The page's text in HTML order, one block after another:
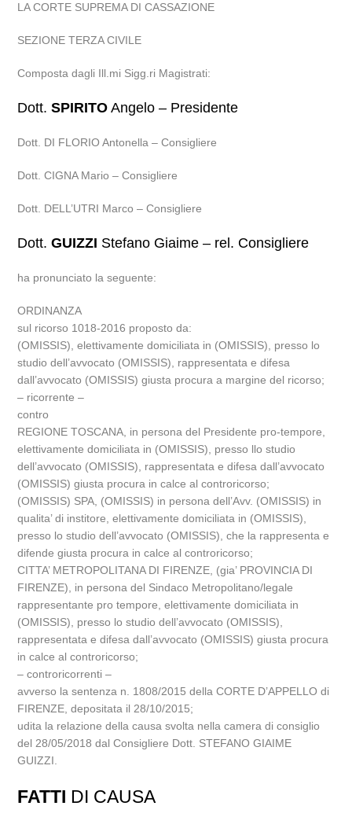
LA CORTE SUPREMA DI CASSAZIONE
SEZIONE TERZA CIVILE
Composta dagli Ill.mi Sigg.ri Magistrati:
Dott.SPIRITO Angelo – Presidente
Dott. DI FLORIO Antonella – Consigliere
Dott. CIGNA Mario – Consigliere
Dott. DELL’UTRI Marco – Consigliere
Dott.GUIZZI Stefano Giaime – rel. Consigliere
ha pronunciato la seguente:
ORDINANZA
sul ricorso 1018-2016 proposto da:
(OMISSIS), elettivamente domiciliata in (OMISSIS), presso lo
studio dell’avvocato (OMISSIS), rappresentata e difesa
dall’avvocato (OMISSIS) giusta procura a margine del ricorso;
– ricorrente –
contro
REGIONE TOSCANA, in persona del Presidente pro-tempore,
elettivamente domiciliata in (OMISSIS), presso llo studio
dell’avvocato (OMISSIS), rappresentata e difesa dall’avvocato
(OMISSIS) giusta procura in calce al controricorso;
(OMISSIS) SPA, (OMISSIS) in persona dell’Avv. (OMISSIS) in
qualita’ di institore, elettivamente domiciliata in (OMISSIS),
presso lo studio dell’avvocato (OMISSIS), che la rappresenta e
difende giusta procura in calce al controricorso;
CITTA’ METROPOLITANA DI FIRENZE, (gia’ PROVINCIA DI
FIRENZE), in persona del Sindaco Metropolitano/legale
rappresentante pro tempore, elettivamente domiciliata in
(OMISSIS), presso lo studio dell’avvocato (OMISSIS),
rappresentata e difesa dall’avvocato (OMISSIS) giusta procura
in calce al controricorso;
– controricorrenti –
avverso la sentenza n. 1808/2015 della CORTE D’APPELLO di
FIRENZE, depositata il 28/10/2015;
udita la relazione della causa svolta nella camera di consiglio
del 28/05/2018 dal Consigliere Dott. STEFANO GIAIME
GUIZZI.
FATTI DI CAUSA